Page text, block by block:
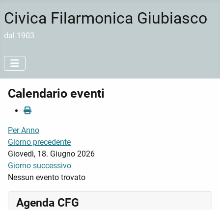
Civica Filarmonica Giubiasco
dal 1903
Calendario eventi
Per Anno
Giorno precedente
Giovedì, 18. Giugno 2026
Giorno successivo
Nessun evento trovato
Agenda CFG